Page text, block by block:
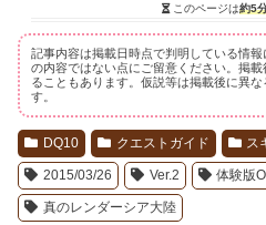
このページは約5
記事内容は掲載日時点で判明している情
の内容ではない点にご留意ください。掲
ることもあります。仮説等は掲載後に異
す。
DQ10 クエストガイド ス
2015/03/26 Ver.2 体験版
真のレンダーシア大陸